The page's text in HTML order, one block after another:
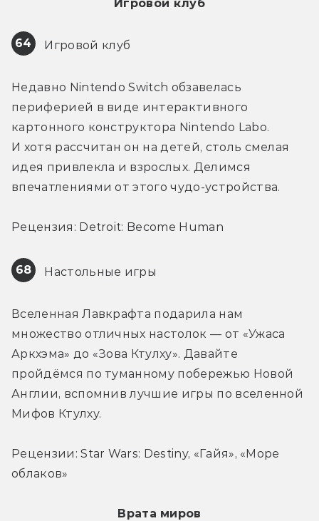
Игровой клуб
64 Игровой клуб
Недавно Nintendo Switch обзавелась
периферией в виде интерактивного
картонного конструктора Nintendo Labo.
И хотя рассчитан он на детей, столь смелая
идея привлекла и взрослых. Делимся
впечатлениями от этого чудо-устройства.
Рецензия: Detroit: Become Human
68 Настольные игры
Вселенная Лавкрафта подарила нам
множество отличных настолок — от «Ужаса
Аркхэма» до «Зова Ктулху». Давайте
пройдёмся по туманному побережью Новой
Англии, вспомнив лучшие игры по вселенной
Мифов Ктулху.
Рецензии: Star Wars: Destiny, «Гайя», «Море
облаков»
Врата миров